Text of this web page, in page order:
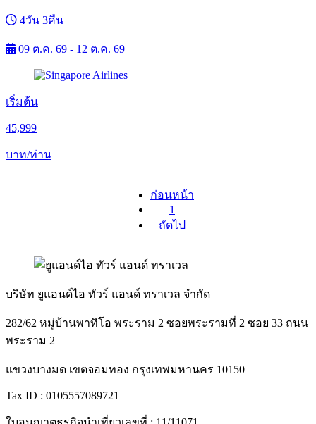
4วัน 3คืน
09 ต.ค. 69 - 12 ต.ค. 69
เริ่มต้น
45,999
บาท/ท่าน
ก่อนหน้า
1
ถัดไป
บริษัท ยูแอนด์ไอ ทัวร์ แอนด์ ทราเวล จำกัด
282/62 หมู่บ้านพาทิโอ พระราม 2 ซอยพระรามที่ 2 ซอย 33 ถนน
พระราม 2
แขวงบางมด เขตจอมทอง กรุงเทพมหานคร 10150
Tax ID : 0105557089721